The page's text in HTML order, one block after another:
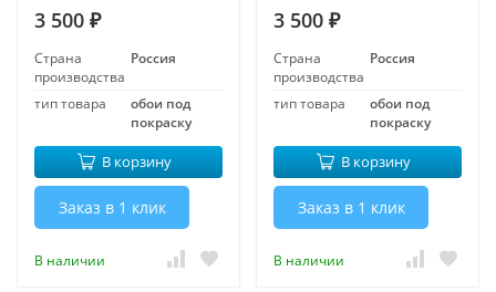
3 500 ₽
Страна
производства
Россия
тип товара
обои под
покраску
В корзину
Заказ в 1 клик
В наличии
3 500 ₽
Страна
производства
Россия
тип товара
обои под
покраску
В корзину
Заказ в 1 клик
В наличии